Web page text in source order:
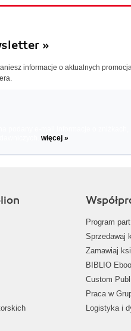
»
informacje o aktualnych
więcej »
Program
Sprzedawaj
Zamawiaj
BIBLIO
Custom
Praca w
Logistyka i